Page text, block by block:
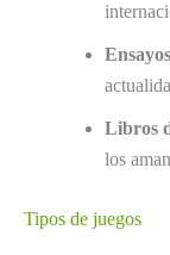
Libros
los
Tipos de juegos